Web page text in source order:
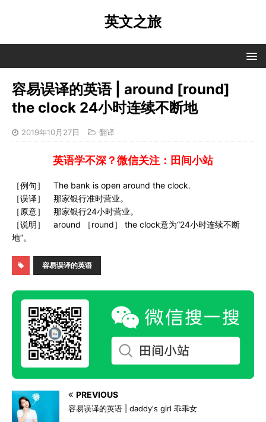
英文之旅
容易误译的英语 | around [round]
the clock 24小时连续不断地
2019年10月27日 翻译
英语学不深？微信关注：田间小站
［例句］ The bank is open around the clock.
［误译］ 那家银行准时营业。
［原意］ 那家银行24小时营业。
［说明］ around ［round］ the clock意为“24小时连续不断
地”。
容易误译的英语
PREVIOUS
容易误译的英语 | daddy's girl 乖乖女